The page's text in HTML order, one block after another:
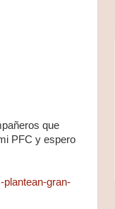
que
PFC y espero
plantean-gran-